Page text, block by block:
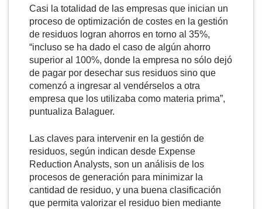
Casi la totalidad de las empresas que inician un
proceso de optimización de costes en la gestión
de residuos logran ahorros en torno al 35%,
“incluso se ha dado el caso de algún ahorro
superior al 100%, donde la empresa no sólo dejó
de pagar por desechar sus residuos sino que
comenzó a ingresar al vendérselos a otra
empresa que los utilizaba como materia prima”,
puntualiza Balaguer.
Las claves para intervenir en la gestión de
residuos, según indican desde Expense
Reduction Analysts, son un análisis de los
procesos de generación para minimizar la
cantidad de residuo, y una buena clasificación
que permita valorizar el residuo bien mediante